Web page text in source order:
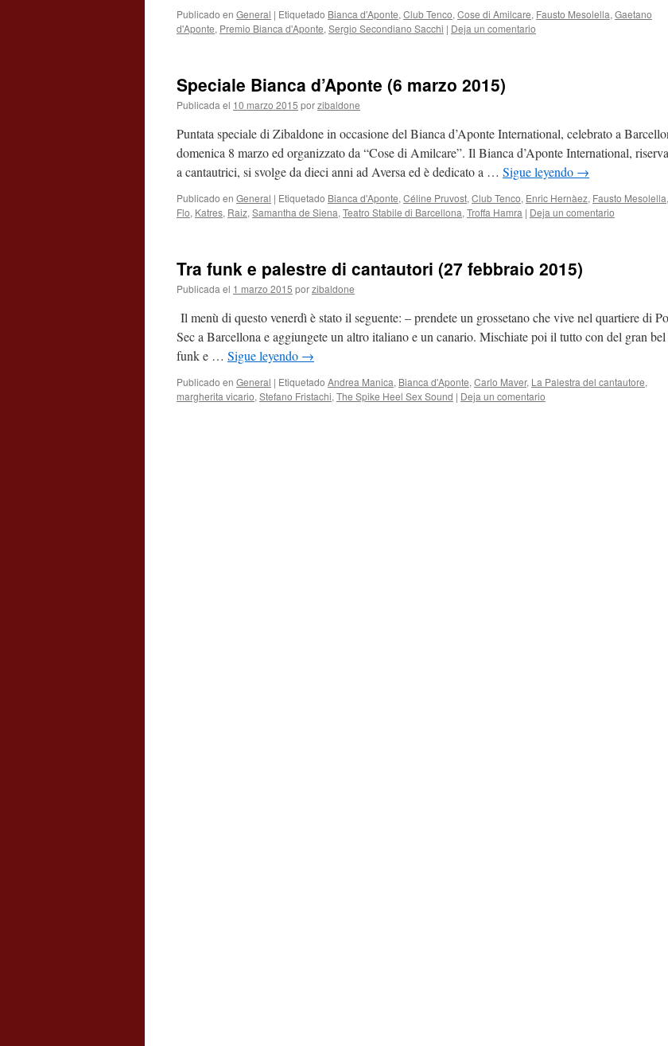
Publicado en General | Etiquetado Bianca d'Aponte, Club Tenco, Cose di Amilcare, Fausto Mesolella, Gaetano
d'Aponte, Premio Bianca d'Aponte, Sergio Secondiano Sacchi | Deja un comentario
Speciale Bianca d’Aponte (6 marzo 2015)
Publicada el 10 marzo 2015 porzibaldone
Puntata speciale di Zibaldone in occasione del Bianca d’Aponte International, celebrato a
domenica 8 marzo ed organizzato da “Cose di Amilcare”. Il Bianca d’Aponte International,
a cantautrici, si svolge da dieci anni ad Aversa ed è dedicato a … Sigue leyendo →
Publicado en General | Etiquetado Bianca d'Aponte, Céline Pruvost, Club Tenco, Enric Hernàez, Fausto Mesolella,
Flo, Katres, Raiz, Samantha de Siena, Teatro Stabile di Barcellona, Troffa Hamra | Deja un comentario
Tra funk e palestre di cantautori (27 febbraio 2015)
Publicada el 1 marzo 2015 porzibaldone
Il menù di questo venerdì è stato il seguente: – prendete un grossetano che vive nel quartiere di
Sec a Barcellona e aggiungete un altro italiano e un canario. Mischiate poi il tutto con del gran bel
funk e … Sigue leyendo →
Publicado en General | Etiquetado Andrea Manica, Bianca d'Aponte, Carlo Maver, La Palestra del cantautore,
margherita vicario, Stefano Fristachi, The Spike Heel Sex Sound | Deja un comentario